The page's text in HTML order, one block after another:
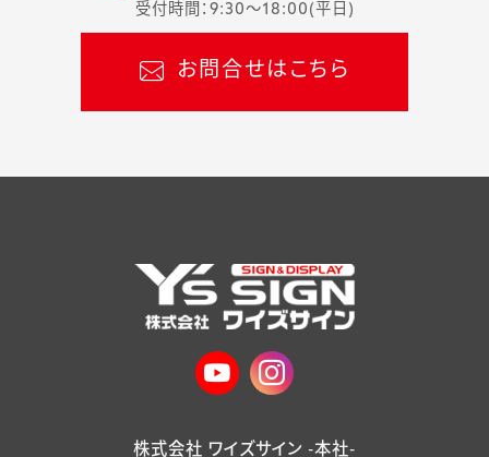
受付時間：9:30～18:00(平日)
お問合せはこちら
株式会社 ワイズサイン -本社-